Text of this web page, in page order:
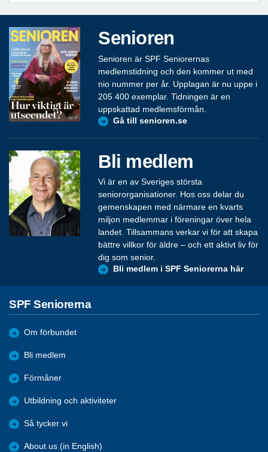
Senioren
Senioren är SPF Seniorernas
medlemstidning och den kommer ut med
nio nummer per år. Upplagan är nu uppe i
205 400 exemplar. Tidningen är en
uppskattad medlemsförmån.
Gå till senioren.se
Bli medlem
Vi är en av Sveriges största
seniororganisationer. Hos oss delar du
gemenskapen med närmare en kvarts
miljon medlemmar i föreningar över hela
landet. Tillsammans verkar vi för att skapa
bättre villkor för äldre – och ett aktivt liv för
dig som senior.
Bli medlem i SPF Seniorerna här
SPF Seniorerna
Om förbundet
Bli medlem
Förmåner
Utbildning och aktiviteter
Så tycker vi
About us (in English)